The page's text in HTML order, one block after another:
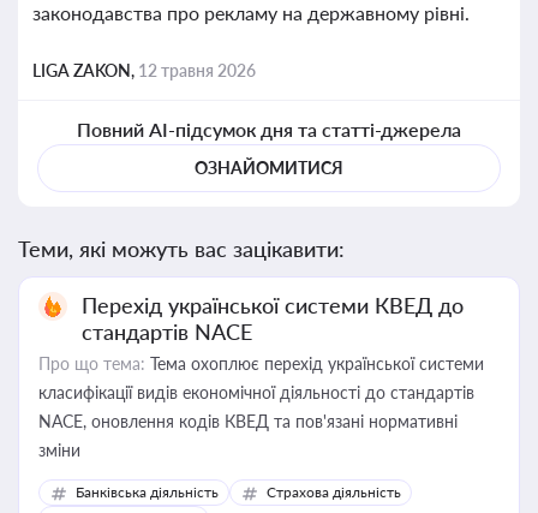
законодавства про рекламу на державному рівні.
LIGA ZAKON, 12 травня 2026
Повний AI-підсумок дня та статті-джерела
ОЗНАЙОМИТИСЯ
Теми, які можуть вас зацікавити:
Перехід української системи КВЕД до
стандартів NACE
Про що тема: Тема охоплює перехід української системи
класифікації видів економічної діяльності до стандартів
NACE, оновлення кодів КВЕД та пов'язані нормативні
зміни
Банківська діяльність
Страхова діяльність